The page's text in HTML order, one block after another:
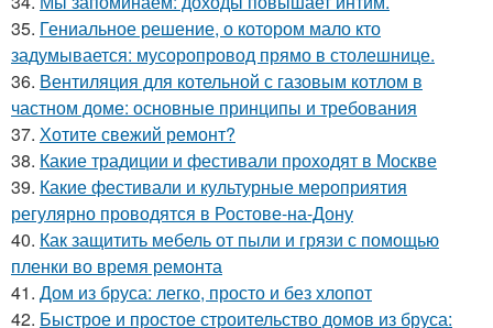
35. Гениальное решение, о котором мало кто
задумывается: мусоропровод прямо в столешнице.
36. Вентиляция для котельной с газовым котлом в
частном доме: основные принципы и требования
37. Хотите свежий ремонт?
38. Какие традиции и фестивали проходят в Москве
39. Какие фестивали и культурные мероприятия
регулярно проводятся в Ростове-на-Дону
40. Как защитить мебель от пыли и грязи с помощью
пленки во время ремонта
41. Дом из бруса: легко, просто и без хлопот
42. Быстрое и простое строительство домов из бруса: